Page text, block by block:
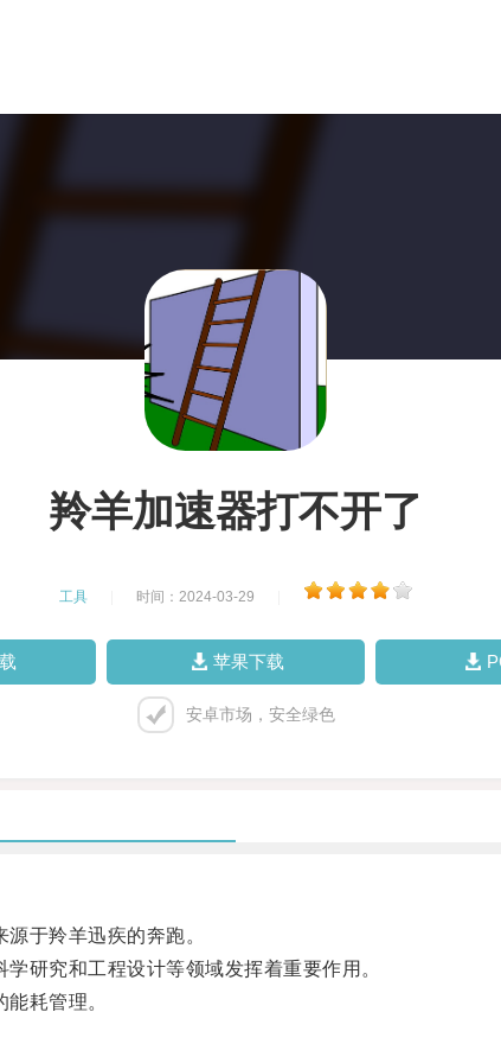
羚羊加速器打不开了
工具 时间：2024-03-29
苹果下载
安卓市场，安全绿色
于羚羊迅疾的奔跑。
研究和工程设计等领域发挥着重要作用。
耗管理。